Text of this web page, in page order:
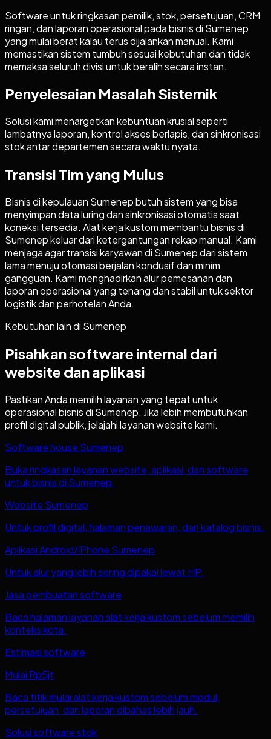
Software untuk ringkasan pemilik, stok, persetujuan, CRM
ringan, dan laporan operasional pada bisnis di Sumenep
yang mulai berat kalau terus dijalankan manual. Kami
memastikan sistem tumbuh sesuai kebutuhan dan tidak
memaksa seluruh divisi untuk beralih secara instan.
Penyelesaian Masalah Sistemik
Solusi kami menargetkan kebuntuan krusial seperti
lambatnya laporan, kontrol akses berlapis, dan sinkronisasi
stok antar departemen secara waktu nyata.
Transisi Tim yang Mulus
Bisnis di kepulauan Sumenep butuh sistem yang bisa
menyimpan data luring dan sinkronisasi otomatis saat
koneksi tersedia. Alat kerja kustom membantu bisnis di
Sumenep keluar dari ketergantungan rekap manual. Kami
menjaga agar transisi karyawan di Sumenep dari sistem
lama menuju otomasi berjalan kondusif dan minim
gangguan. Kami menghadirkan alur pemesanan dan
laporan operasional yang tenang dan stabil untuk sektor
logistik dan perhotelan Anda.
Kebutuhan lain di Sumenep
Pisahkan software internal dari
website dan aplikasi
Pastikan Anda memilih layanan yang tepat untuk
operasional bisnis di Sumenep. Jika lebih membutuhkan
profil digital publik, jelajahi layanan website kami.
Software house Sumenep
Buka ringkasan layanan website, aplikasi, dan software
untuk bisnis di Sumenep.
Website Sumenep
Untuk profil digital, halaman penawaran, dan katalog bisnis.
Aplikasi Android/iPhone Sumenep
Untuk alur yang lebih sering dipakai lewat HP.
Jasa pembuatan software
Baca halaman layanan alat kerja kustom sebelum memilih
konteks kota.
Estimasi software
Mulai Rp5jt
Baca titik mulai alat kerja kustom sebelum modul,
persetujuan, dan laporan dibahas lebih jauh.
Solusi software stok